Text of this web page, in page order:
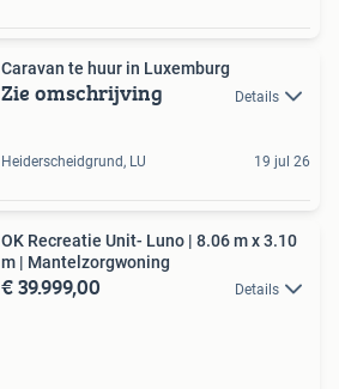
Caravan te huur in Luxemburg
Zie omschrijving Details
Heiderscheidgrund, LU 19 jul 26
OK Recreatie Unit- Luno | 8.06 m x 3.10
m | Mantelzorgwoning
€ 39.999,00 Details